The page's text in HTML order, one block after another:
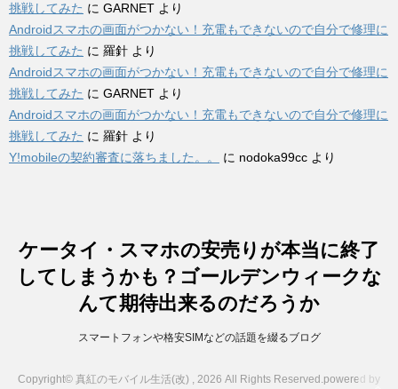
挑戦してみた に GARNET より
Androidスマホの画面がつかない！充電もできないので自分で修理に
挑戦してみた に 羅針 より
Androidスマホの画面がつかない！充電もできないので自分で修理に
挑戦してみた に GARNET より
Androidスマホの画面がつかない！充電もできないので自分で修理に
挑戦してみた に 羅針 より
Y!mobileの契約審査に落ちました。。
に nodoka99cc より
ケータイ・スマホの安売りが本当に終了
してしまうかも？ゴールデンウィークな
んて期待出来るのだろうか
スマートフォンや格安SIMなどの話題を綴るブログ
Copyright© 真紅のモバイル生活(改) , 2026 All Rights Reserved.powered by